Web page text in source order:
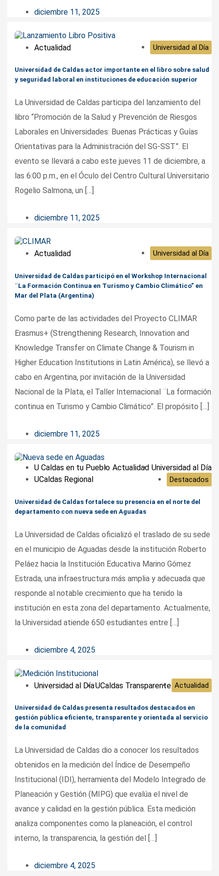
diciembre 11, 2025
Actualidad Universidad al Día
Universidad de Caldas actor importante en el libro sobre salud
y seguridad laboral en instituciones de educación superior
La Universidad de Caldas participa del lanzamiento del
libro “Promoción de la Salud y Prevención de Riesgos
Laborales en Universidades: Buenas Prácticas y Guías
Orientativas para la Administración del SG-SST”. El
evento se llevará a cabo este jueves 11 de diciembre, a
las 6:00 p.m., en el Óculo del Centro Cultural Universitario
Rogelio Salmona, un […]
diciembre 11, 2025
Actualidad Universidad al Día
Universidad de Caldas participó en el Workshop Internacional
¨La Formación Continua en Turismo y Cambio Climático” en
Mar del Plata (Argentina)
Como parte de las actividades del Proyecto CLIMAR
Erasmus+ (Strengthening Research, Innovation and
Knowledge Transfer on Climate Change & Tourism in
Higher Education Institutions in Latin América), se llevó a
cabo en Argentina, por invitación de la Universidad
Nacional de la Plata, el Taller Internacional ¨La formación
continua en Turismo y Cambio Climático”. El propósito […]
diciembre 11, 2025
U Caldas en tu Pueblo Actualidad Universidad al Día
UCaldas Regional
Destacados
Universidad de Caldas fortalece su presencia en el norte del
departamento con nueva sede en Aguadas
La Universidad de Caldas oficializó el traslado de su sede
en el municipio de Aguadas desde la institución Roberto
Peláez hacia la Institución Educativa Marino Gómez
Estrada, una infraestructura más amplia y adecuada que
responde al notable crecimiento que ha tenido la
institución en esta zona del departamento. Actualmente,
la Universidad atiende 650 estudiantes entre […]
diciembre 4, 2025
Universidad al DíaUCaldas Transparente Actualidad
Universidad de Caldas presenta resultados destacados en
gestión pública eficiente, transparente y orientada al servicio
de la comunidad
La Universidad de Caldas dio a conocer los resultados
obtenidos en la medición del Índice de Desempeño
Institucional (IDI), herramienta del Modelo Integrado de
Planeación y Gestión (MIPG) que evalúa el nivel de
avance y calidad en la gestión pública. Esta medición
analiza componentes como la planeación, el control
interno, la transparencia, la gestión del […]
diciembre 4, 2025